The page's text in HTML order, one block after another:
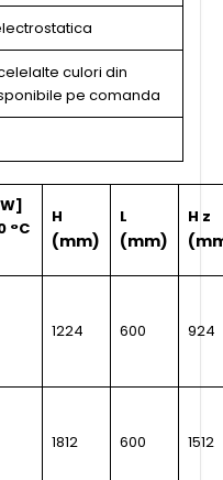
culori din
pe comanda
°C
H
(mm)
L
(mm)
H z
1224 600 924
1812 600 1512